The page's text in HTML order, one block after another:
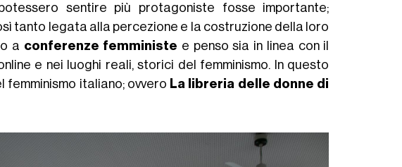
sentire più protagoniste fosse importante;
tanto legata alla percezione e la costruzione della loro
a conferenze femministe e penso sia in linea con il
e nei luoghi reali, storici del femminismo. In questo
femminismo italiano; ovvero La libreria delle donne di